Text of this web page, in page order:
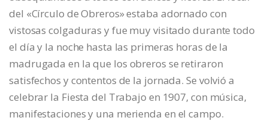
del «Círculo de Obreros» estaba adornado con
vistosas colgaduras y fue muy visitado durante todo
el día y la noche hasta las primeras horas de la
madrugada en la que los obreros se retiraron
satisfechos y contentos de la jornada. Se volvió a
celebrar la Fiesta del Trabajo en 1907, con música,
manifestaciones y una merienda en el campo.